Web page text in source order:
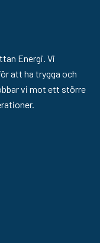
Energi. Vi
att ha trygga och
vi mot ett större